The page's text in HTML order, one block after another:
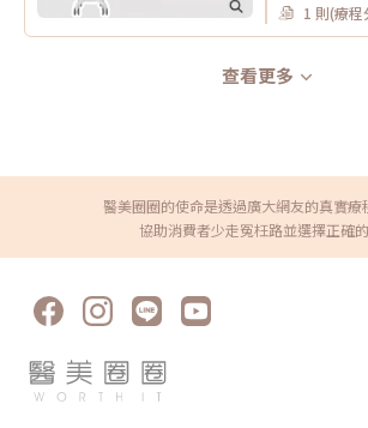
1 則(療程
查看更多
醫美圈圈的使命是透過廣大網友的真實療
協助消費者少走冤枉路並選擇正確